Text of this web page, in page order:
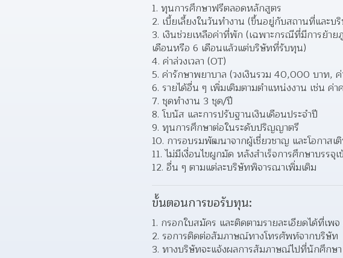
1. ทุนการศึกษาฟรีตลอดหลักสูตร
2. เบี้ยเลี้ยงในวันทำงาน (ขึ้นอยู่กับสถานที่และ
3. เงินช่วยเหลือค่าที่พัก (เฉพาะกรณีที่มีการย้า
เดือนหรือ 6 เดือนแล้วแต่บริษัทที่รับทุน)
4. ค่าล่วงเวลา (OT)
5. ค่ารักษาพยาบาล (วงเงินรวม 40,000 บาท
6. รายได้อื่น ๆ เพิ่มเติมตามตำแหน่งงาน เช่น
7. ชุดทำงาน 3 ชุด/ปี
8. โบนัส และการปรับฐานเงินเดือนประจำปี
9. ทุนการศึกษาต่อในระดับปริญญาตรี
10. การอบรมพัฒนาจากผู้เชี่ยวชาญ และโอกาสเ
11. ไม่มีเงื่อนไขผูกมัด หลังสำเร็จการศึกษาบรร
12. อื่น ๆ ตามแต่ละบริษัทพิจารณาเพิ่มเติม
ขั้นตอนการขอรับทุน:
1. กรอกใบสมัคร และติดตามรายละเอียดได้ที่เ
2. รอการติดต่อสัมภาษณ์ทางโทรศัพท์จากบริษัท
3. ทางบริษัทจะแจ้งผลการสัมภาษณ์ไปที่นักศึกษา